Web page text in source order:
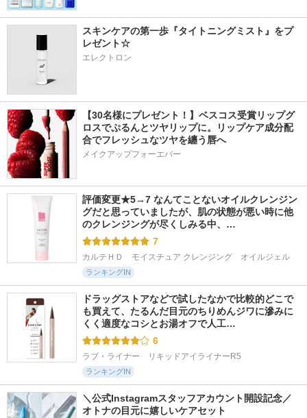
スキンケアの第一歩『タイトニングミスト』をプ
レゼント☆
エレクトロン
【30名様にプレゼント！】ベスコス受賞リップグ
ロスでぷるんとツヤリップに。リップケア成分配
合でフレッシュなツヤを纏う唇へ
メイクアップフォーエバー
評価変更★5→7 なんてことないオイルクレンジン
グだと思っていましたが、肌の状態が悪い時に他
のクレンジングが尽くしみる中、…
7
カルテＨＤ　モイスチュア クレンジング　オイルジェル
ランキングIN
ドラッグストアなどで試したなかで比較的どこで
も買えて、たるんだ目元のちりめんジワに滲みに
くく適度なコシとお湯オフで人工…
6
ラブ・ライナー　リキッドアイライナーR5
ランキングIN
＼公式Instagramスタッフアカウント開設記念／
オトナの目元に嬉しいケアセット